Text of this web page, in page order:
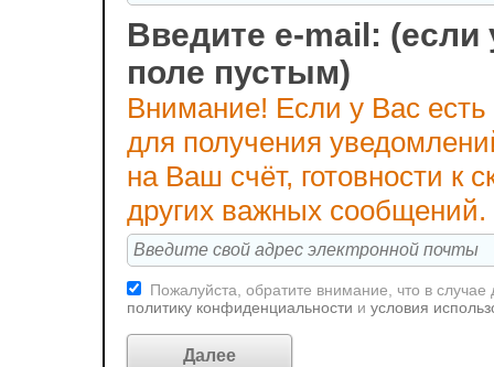
Введите e-mail: (если
поле пустым)
Внимание! Если у Вас
для получения
на Ваш счёт, готовности к
других важных сообщений.
Пожалуйста, обратите внимание, что в
политику конфиденциальности и условия